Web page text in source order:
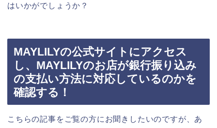
はいかがでしょうか？
MAYLILYの公式サイトにアクセス
し、MAYLILYのお店が銀行振り込み
の支払い方法に対応しているのかを
確認する！
こちらの記事をご覧の方にお聞きしたいのですが、あ